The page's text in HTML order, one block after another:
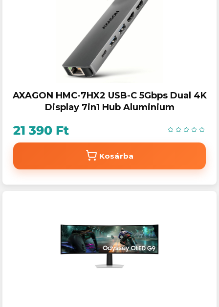
AXAGON HMC-7HX2 USB-C 5Gbps Dual 4K
Display 7in1 Hub Aluminium
21 390 Ft
Kosárba